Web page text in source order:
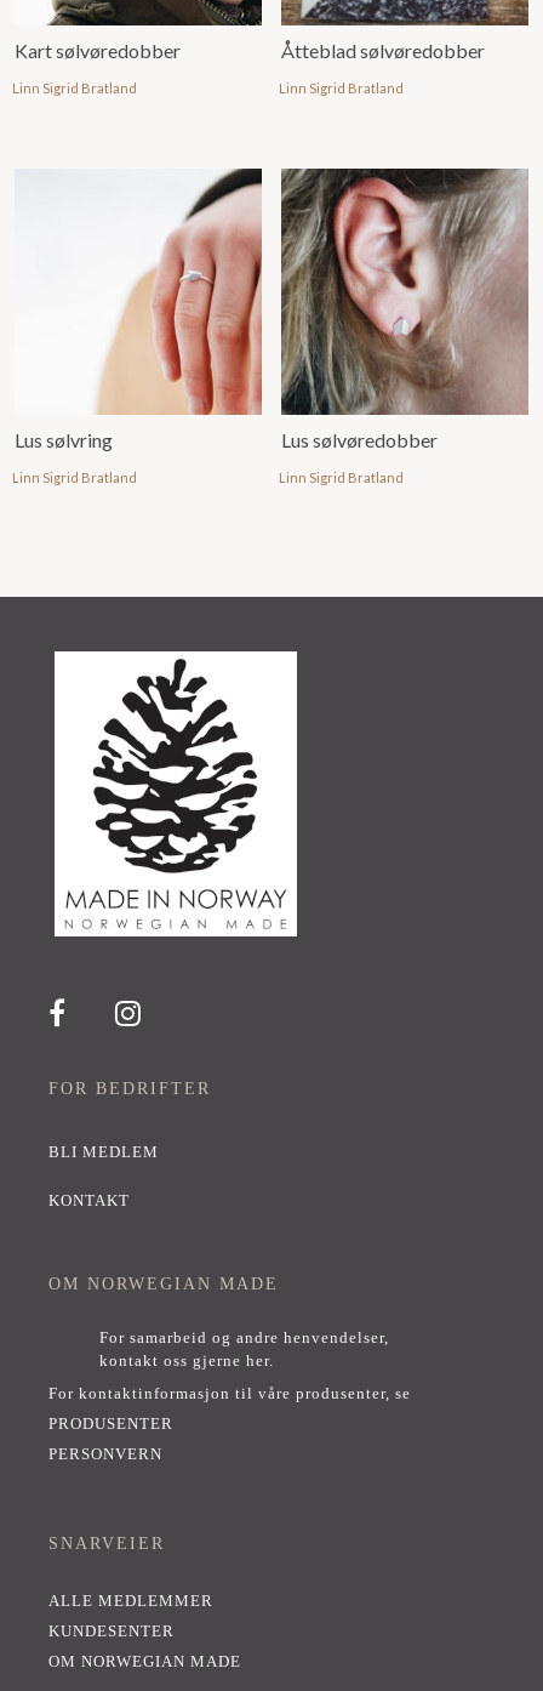
Kart sølvøredobber
Linn Sigrid Bratland
Åtteblad sølvøredobber
Linn Sigrid Bratland
Lus sølvring
Linn Sigrid Bratland
Lus sølvøredobber
Linn Sigrid Bratland
FOR BEDRIFTER
BLI MEDLEM
KONTAKT
OM NORWEGIAN MADE
For samarbeid og andre henvendelser,
kontakt oss gjerne her.
For kontaktinformasjon til våre produsenter, se
PRODUSENTER
PERSONVERN
SNARVEIER
ALLE MEDLEMMER
KUNDESENTER
OM NORWEGIAN MADE